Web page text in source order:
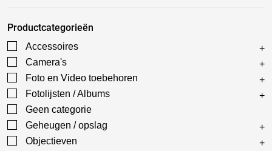
Productcategorieën
Accessoires
Camera's
Foto en Video toebehoren
Fotolijsten / Albums
Geen categorie
Geheugen / opslag
Objectieven